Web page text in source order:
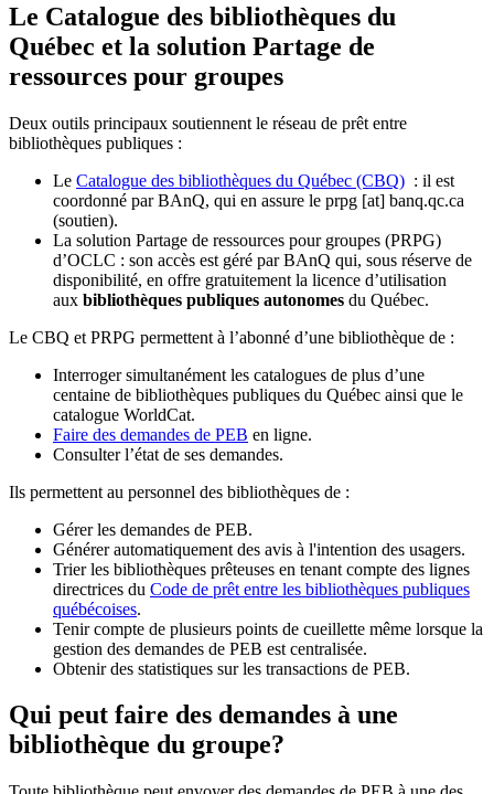
Le Catalogue des bibliothèques du
Québec et la solution Partage de
ressources pour groupes
Deux outils principaux soutiennent le réseau de prêt entre
bibliothèques publiques :
Le Catalogue des bibliothèques du Québec (CBQ) : il est
coordonné par BAnQ, qui en assure le prpg [at] banq.qc.ca
(soutien).
La solution Partage de ressources pour groupes (PRPG)
d’OCLC : son accès est géré par BAnQ qui, sous réserve de
disponibilité, en offre gratuitement la licence d’utilisation
aux bibliothèques publiques autonomes du Québec.
Le CBQ et PRPG permettent à l’abonné d’une bibliothèque de :
Interroger simultanément les catalogues de plus d’une
centaine de bibliothèques publiques du Québec ainsi que le
catalogue WorldCat.
Faire des demandes de PEB en ligne.
Consulter l’état de ses demandes.
Ils permettent au personnel des bibliothèques de :
Gérer les demandes de PEB.
Générer automatiquement des avis à l'intention des usagers.
Trier les bibliothèques prêteuses en tenant compte des lignes
directrices du Code de prêt entre les bibliothèques publiques
québécoises.
Tenir compte de plusieurs points de cueillette même lorsque la
gestion des demandes de PEB est centralisée.
Obtenir des statistiques sur les transactions de PEB.
Qui peut faire des demandes à une
bibliothèque du groupe?